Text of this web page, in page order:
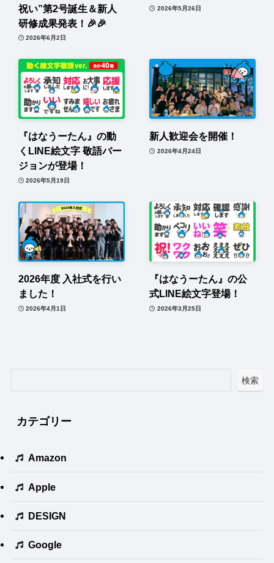
祝い”第2号誕生＆新人
研修成果発表！🎉🎉
2026年6月2日
2026年5月26日
『はなうーたん』の動
くLINE絵文字 敬語バー
ジョンが登場！
2026年5月19日
新人歓迎会を開催！
2026年4月24日
2026年度 入社式を行い
ました！
2026年4月1日
『はなうーたん』の公
式LINE絵文字登場！
2026年3月25日
検索
カテゴリー
Amazon
Apple
DESIGN
Google